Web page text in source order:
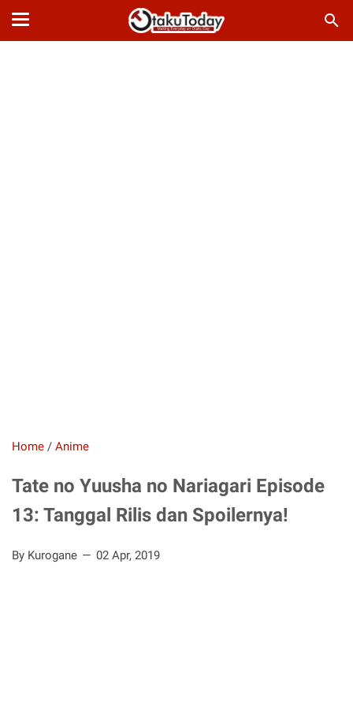
Home / Anime
Tate no Yuusha no Nariagari Episode
13: Tanggal Rilis dan Spoilernya!
By Kurogane 02 Apr, 2019